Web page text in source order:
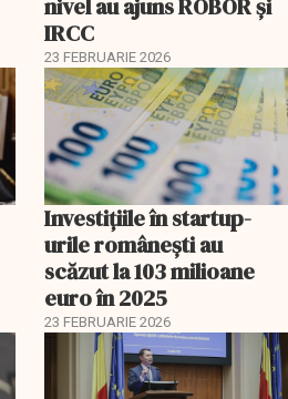
nivel au ajuns ROBOR şi
IRCC
23 FEBRUARIE 2026
Investiţiile în startup-
urile româneşti au
scăzut la 103 milioane
euro în 2025
23 FEBRUARIE 2026